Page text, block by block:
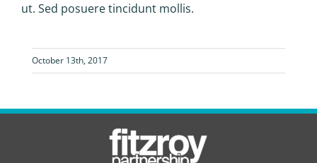
ut. Sed posuere tincidunt mollis.
October 13th, 2017